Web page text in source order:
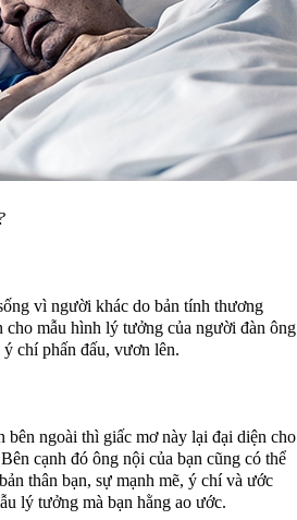
vì người khác do bản tính thương
mẫu hình lý tưởng của người đàn ông
chí phấn đấu, vươn lên.
ngoài thì giấc mơ này lại đại diện cho
cạnh đó ông nội của bạn cũng có thể
thân bạn, sự mạnh mẽ, ý chí và ước
lý tưởng mà bạn hằng ao ước.